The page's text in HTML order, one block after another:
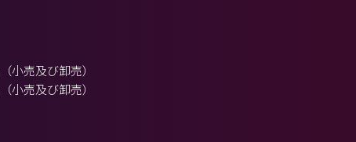
小売及び卸売）
小売及び卸売）